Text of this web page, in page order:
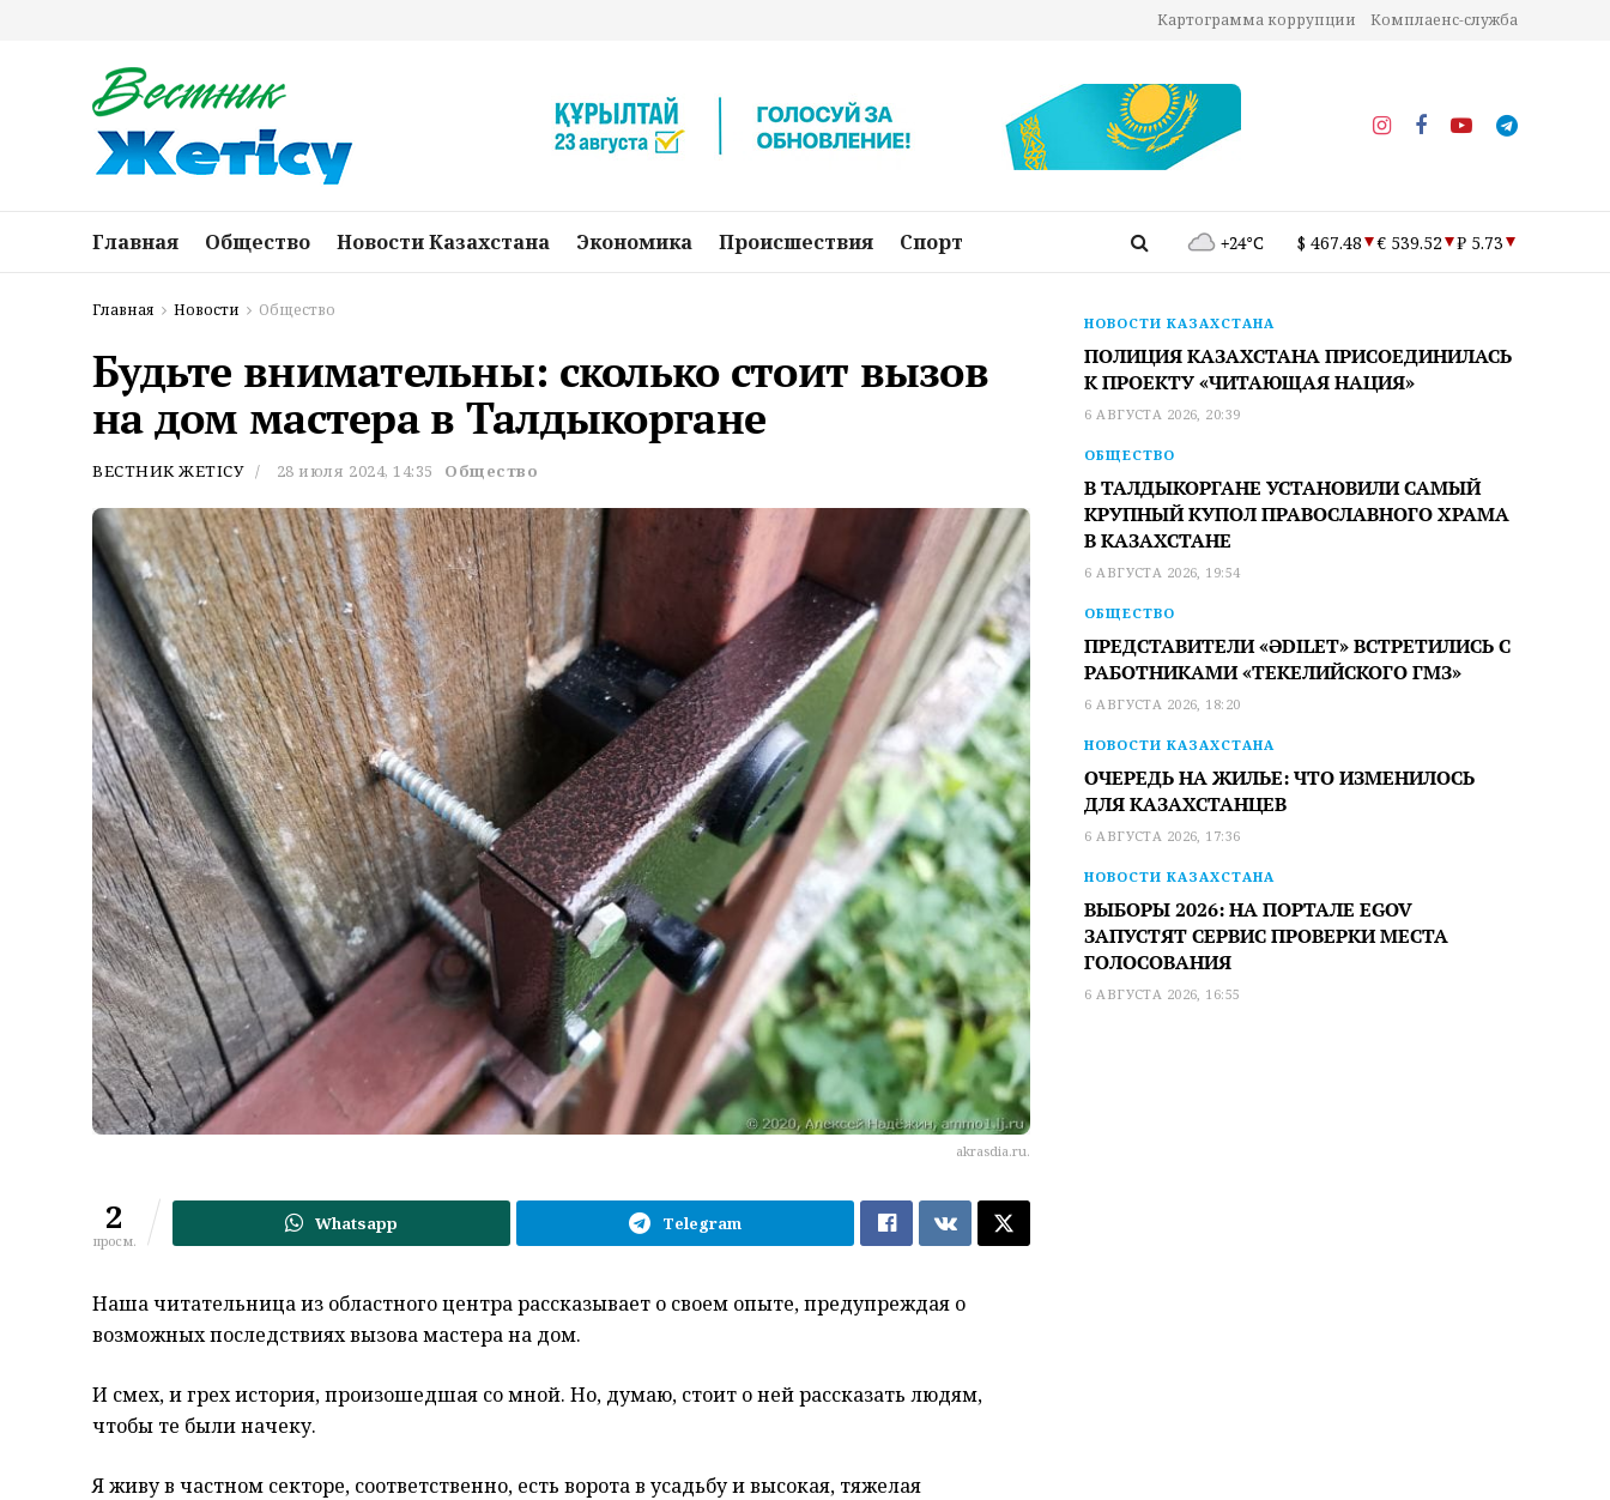
Картограмма коррупции Комплаенс-служба
Главная Общество Новости Казахстана Экономика Происшествия Спорт +24°C $ 467.48 € 539.52 ₽ 5.73
Главная Новости Общество
Будьте внимательны: сколько стоит вызов
на дом мастера в Талдыкоргане
ВЕСТНИК ЖЕТІСУ 28 июля 2024, 14:35 Общество
akrasdia.ru.
2
просм.
Whatsapp Telegram
Наша читательница из областного центра рассказывает о своем опыте, предупреждая о
возможных последствиях вызова мастера на дом.
И смех, и грех история, произошедшая со мной. Но, думаю, стоит о ней рассказать людям,
чтобы те были начеку.
Я живу в частном секторе, соответственно, есть ворота в усадьбу и высокая, тяжелая
НОВОСТИ КАЗАХСТАНА
ПОЛИЦИЯ КАЗАХСТАНА ПРИСОЕДИНИЛАСЬ
К ПРОЕКТУ «ЧИТАЮЩАЯ НАЦИЯ»
6 АВГУСТА 2026, 20:39
ОБЩЕСТВО
В ТАЛДЫКОРГАНЕ УСТАНОВИЛИ САМЫЙ
КРУПНЫЙ КУПОЛ ПРАВОСЛАВНОГО ХРАМА
В КАЗАХСТАНЕ
6 АВГУСТА 2026, 19:54
ОБЩЕСТВО
ПРЕДСТАВИТЕЛИ «ӘDILET» ВСТРЕТИЛИСЬ С
РАБОТНИКАМИ «ТЕКЕЛИЙСКОГО ГМЗ»
6 АВГУСТА 2026, 18:20
НОВОСТИ КАЗАХСТАНА
ОЧЕРЕДЬ НА ЖИЛЬЕ: ЧТО ИЗМЕНИЛОСЬ
ДЛЯ КАЗАХСТАНЦЕВ
6 АВГУСТА 2026, 17:36
НОВОСТИ КАЗАХСТАНА
ВЫБОРЫ 2026: НА ПОРТАЛЕ EGOV
ЗАПУСТЯТ СЕРВИС ПРОВЕРКИ МЕСТА
ГОЛОСОВАНИЯ
6 АВГУСТА 2026, 16:55